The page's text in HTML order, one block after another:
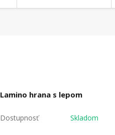
Lamino hrana s lepom
Dostupnosť Skladom